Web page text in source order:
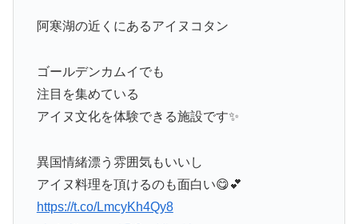
阿寒湖の近くにあるアイヌコタン
ゴールデンカムイでも
注目を集めている
アイヌ文化を体験できる施設です✨
異国情緒漂う雰囲気もいいし
アイヌ料理を頂けるのも面白い😋💕
https://t.co/LmcyKh4Qy8